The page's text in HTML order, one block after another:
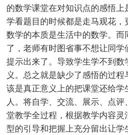
的数学课堂在对知识点的感悟上
学看题目的时候都是走马观花，
数学的本质是生活中的数学。
了，老师有时图省事不想让同学
提示出来了。导致学生学不到
义。总之就是缺少了感悟的过
该是真正意义上的把课堂还给学
人。将自学、交流、展示、点
堂教学全过程，根据教学内容灵
型的引导和把握上充分留出让学